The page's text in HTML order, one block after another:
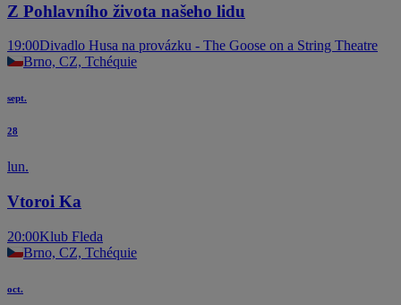
Z Pohlavního života našeho lidu
19:00Divadlo Husa na provázku - The Goose on a String Theatre
Brno, CZ, Tchéquie
sept.
28
lun.
Vtoroi Ka
20:00Klub Fleda
Brno, CZ, Tchéquie
oct.